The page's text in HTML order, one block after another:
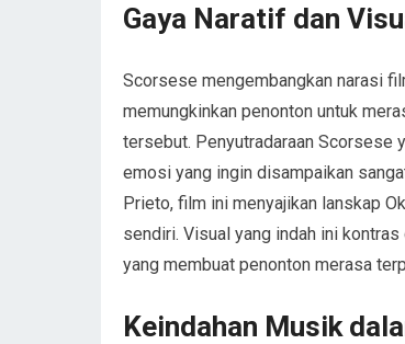
Gaya Naratif dan
Scorsese mengembangkan narasi
memungkinkan penonton untuk
tersebut. Penyutradaraan Scorsese
emosi yang ingin disampaikan
Prieto, film ini menyajikan lanskap
sendiri. Visual yang indah ini
yang membuat penonton merasa
Keindahan Musik